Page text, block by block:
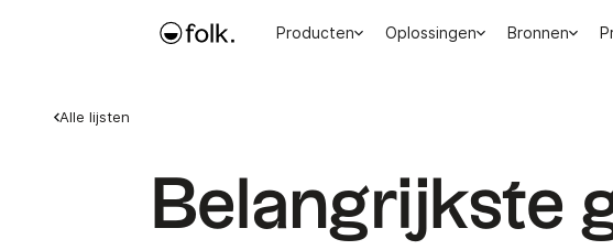
Producten Oplossingen Bronnen
Alle lijsten
Belangrijkste